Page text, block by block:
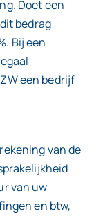
Doet een
bedrag
Bij een
een bedrijf
van de
van uw
en btw,